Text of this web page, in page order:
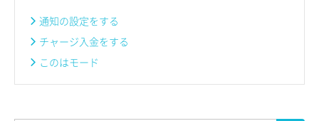
通知の設定をする
チャージ入金をする
このはモード